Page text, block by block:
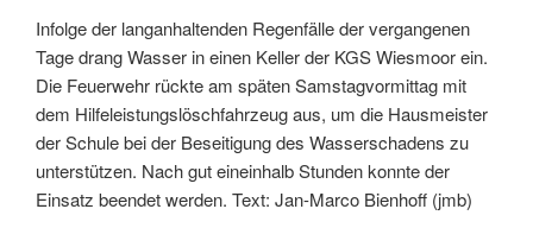
Infolge der langanhaltenden Regenfälle der vergangenen
Tage drang Wasser in einen Keller der KGS Wiesmoor ein.
Die Feuerwehr rückte am späten Samstagvormittag mit
dem Hilfeleistungslöschfahrzeug aus, um die Hausmeister
der Schule bei der Beseitigung des Wasserschadens zu
unterstützen. Nach gut eineinhalb Stunden konnte der
Einsatz beendet werden. Text: Jan-Marco Bienhoff (jmb)